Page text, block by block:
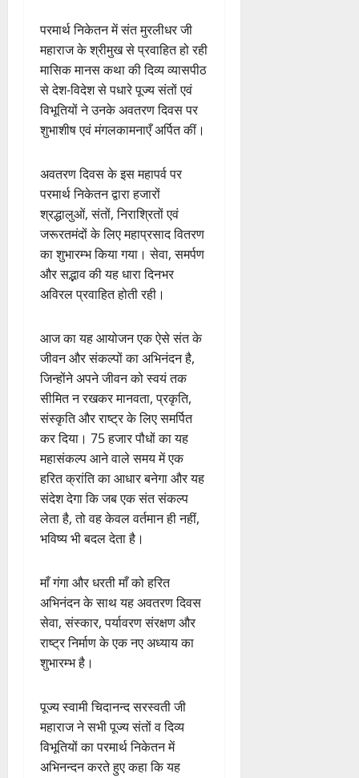
परमार्थ निकेतन में संत मुरलीधर जी
महाराज के श्रीमुख से प्रवाहित हो रही
मासिक मानस कथा की दिव्य व्यासपीठ
से देश-विदेश से पधारे पूज्य संतों एवं
विभूतियों ने उनके अवतरण दिवस पर
शुभाशीष एवं मंगलकामनाएँ अर्पित कीं।
अवतरण दिवस के इस महापर्व पर
परमार्थ निकेतन द्वारा हजारों
श्रद्धालुओं, संतों, निराश्रितों एवं
जरूरतमंदों के लिए महाप्रसाद वितरण
का शुभारम्भ किया गया। सेवा, समर्पण
और सद्भाव की यह धारा दिनभर
अविरल प्रवाहित होती रही।
आज का यह आयोजन एक ऐसे संत के
जीवन और संकल्पों का अभिनंदन है,
जिन्होंने अपने जीवन को स्वयं तक
सीमित न रखकर मानवता, प्रकृति,
संस्कृति और राष्ट्र के लिए समर्पित
कर दिया। 75 हजार पौधों का यह
महासंकल्प आने वाले समय में एक
हरित क्रांति का आधार बनेगा और यह
संदेश देगा कि जब एक संत संकल्प
लेता है, तो वह केवल वर्तमान ही नहीं,
भविष्य भी बदल देता है।
माँ गंगा और धरती माँ को हरित
अभिनंदन के साथ यह अवतरण दिवस
सेवा, संस्कार, पर्यावरण संरक्षण और
राष्ट्र निर्माण के एक नए अध्याय का
शुभारम्भ है।
पूज्य स्वामी चिदानन्द सरस्वती जी
महाराज ने सभी पूज्य संतों व दिव्य
विभूतियों का परमार्थ निकेतन में
अभिनन्दन करते हुए कहा कि यह